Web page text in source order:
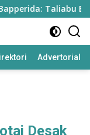
Taliabu
Advertorial
Desak